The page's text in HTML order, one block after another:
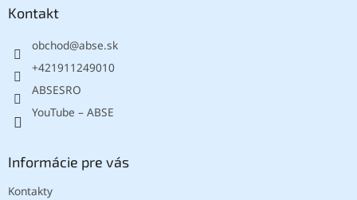
Kontakt
obchod@abse.sk
+421911249010
ABSESRO
YouTube – ABSE
Informácie pre vás
Kontakty